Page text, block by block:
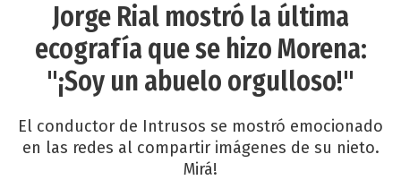
Jorge Rial mostró la última
ecografía que se hizo Morena:
"¡Soy un abuelo orgulloso!"
El conductor de Intrusos se mostró emocionado
en las redes al compartir imágenes de su nieto.
Mirá!